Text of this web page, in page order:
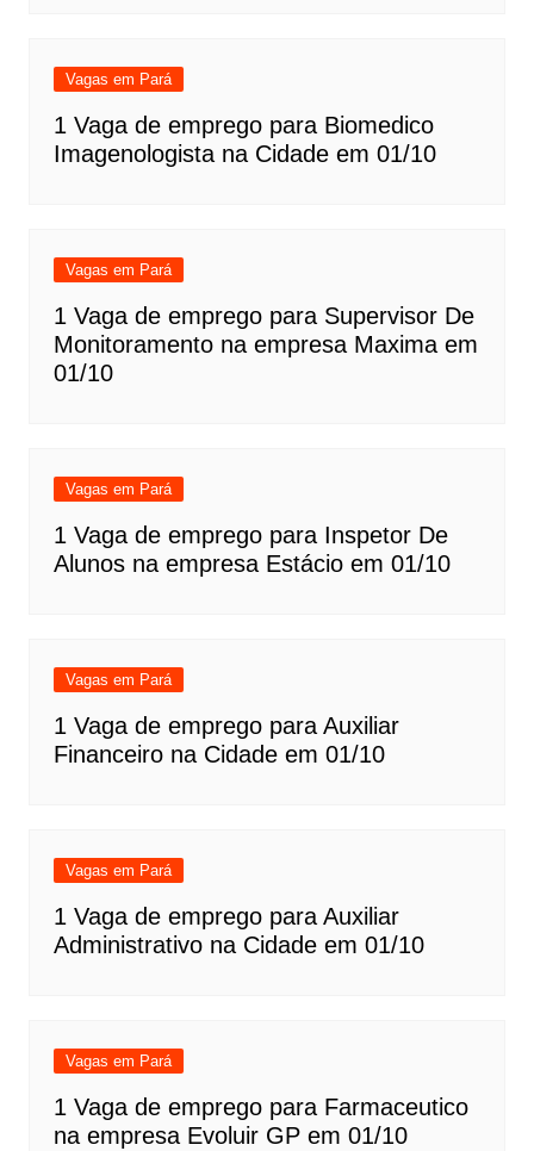
Vagas em Pará
1 Vaga de emprego para Biomedico
Imagenologista na Cidade em 01/10
Vagas em Pará
1 Vaga de emprego para Supervisor De
Monitoramento na empresa Maxima em
01/10
Vagas em Pará
1 Vaga de emprego para Inspetor De
Alunos na empresa Estácio em 01/10
Vagas em Pará
1 Vaga de emprego para Auxiliar
Financeiro na Cidade em 01/10
Vagas em Pará
1 Vaga de emprego para Auxiliar
Administrativo na Cidade em 01/10
Vagas em Pará
1 Vaga de emprego para Farmaceutico
na empresa Evoluir GP em 01/10